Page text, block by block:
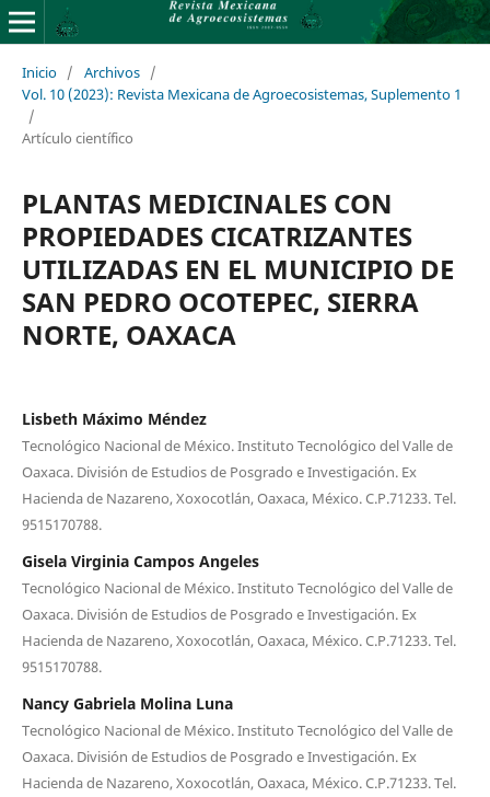
Inicio / Archivos /
Vol. 10 (2023): Revista Mexicana de Agroecosistemas, Suplemento 1
/
Artículo científico
PLANTAS MEDICINALES CON
PROPIEDADES CICATRIZANTES
UTILIZADAS EN EL MUNICIPIO DE
SAN PEDRO OCOTEPEC, SIERRA
NORTE, OAXACA
Lisbeth Máximo Méndez
Tecnológico Nacional de México. Instituto Tecnológico del Valle de
Oaxaca. División de Estudios de Posgrado e Investigación. Ex
Hacienda de Nazareno, Xoxocotlán, Oaxaca, México. C.P.71233. Tel.
9515170788.
Gisela Virginia Campos Angeles
Tecnológico Nacional de México. Instituto Tecnológico del Valle de
Oaxaca. División de Estudios de Posgrado e Investigación. Ex
Hacienda de Nazareno, Xoxocotlán, Oaxaca, México. C.P.71233. Tel.
9515170788.
Nancy Gabriela Molina Luna
Tecnológico Nacional de México. Instituto Tecnológico del Valle de
Oaxaca. División de Estudios de Posgrado e Investigación. Ex
Hacienda de Nazareno, Xoxocotlán, Oaxaca, México. C.P.71233. Tel.